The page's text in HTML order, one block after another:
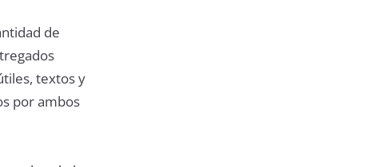
de
textos y
por ambos